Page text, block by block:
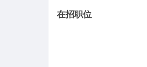
在招职位